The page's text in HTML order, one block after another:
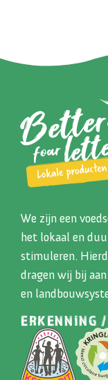
We zijn een
het lokaal en
stimuleren.
dragen wij bij
en
ERKENNING